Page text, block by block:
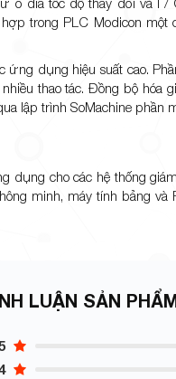
trong PLC Modicon
dụng hiệu suất cao.
thao tác. Đồng bộ
lập trình SoMachine phần
cho các hệ thống
minh, máy tính bảng
LUẬN SẢN